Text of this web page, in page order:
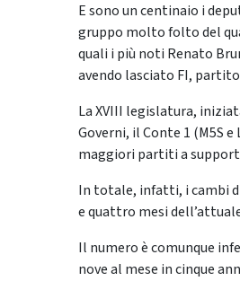
E sono un centinaio i
gruppo molto folto del
quali i più noti Renato
avendo lasciato FI,
La XVIII legislatura,
Governi, il Conte 1 (M5S
maggiori partiti a
In totale, infatti, i cambi
e quattro mesi
Il numero è comunque
nove al mese in cinque